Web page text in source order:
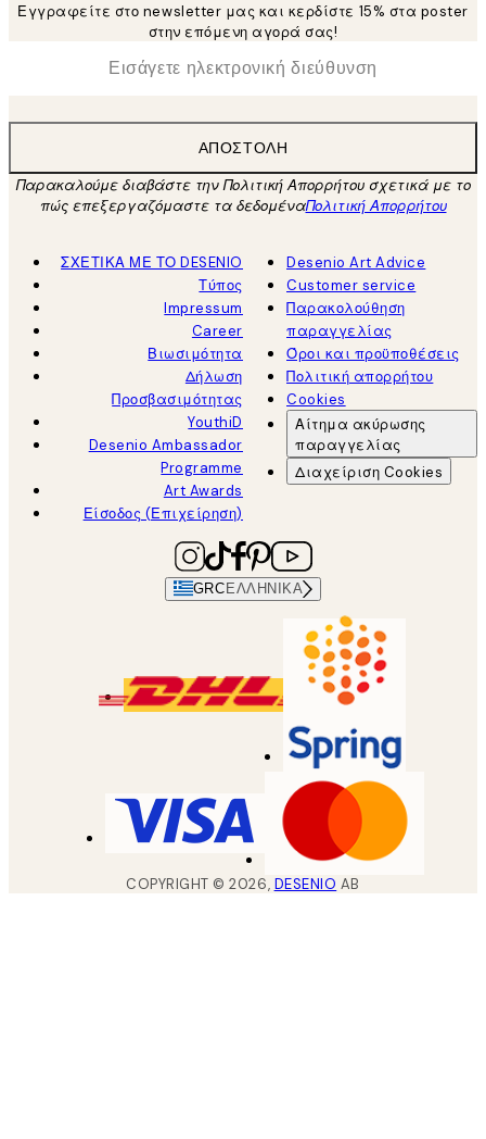
Εγγραφείτε στο newsletter μας και κερδίστε 15% στα poster
στην επόμενη αγορά σας!
Ηλεκτρονική Διεύθυνση
ΑΠΟΣΤΟΛΉ
Παρακαλούμε διαβάστε την Πολιτική Απορρήτου σχετικά με το
πώς επεξεργαζόμαστε τα δεδομέναΠολιτική Απορρήτου
ΣΧΕΤΙΚΑ ΜΕ ΤΟ DESENIO
Τύπος
Impressum
Career
Βιωσιμότητα
Δήλωση
Προσβασιμότητας
YouthiD
Desenio Ambassador
Programme
Art Awards
Είσοδος (Επιχείρηση)
Desenio Art Advice
Customer service
Παρακολούθηση
παραγγελίας
Όροι και προϋποθέσεις
Πολιτική απορρήτου
Cookies
Αίτημα ακύρωσης
παραγγελίας
Διαχείριση Cookies
GRC ΕΛΛΗΝΙΚΆ
COPYRIGHT ©2026, DESENIO AB